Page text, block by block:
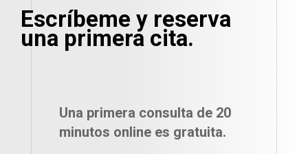
Escríbeme y reserva
una primera cita.
Una primera consulta de 20
minutos online es gratuita.